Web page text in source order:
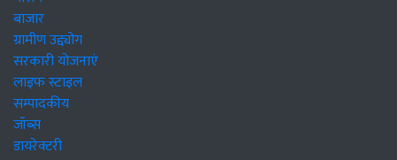
बाजार
ग्रामीण उद्द्योग
सरकारी योजनाएं
लाइफ स्टाइल
सम्पादकीय
जॉब्स
डायरेक्टरी